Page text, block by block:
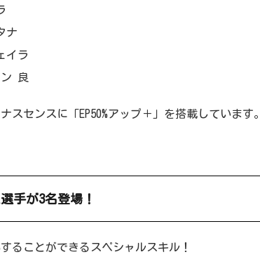
ナ
イラ
ン 良
スセンスに「EP50%アップ＋」を搭載しています。
手が3名登場！
ることができるスペシャルスキル！